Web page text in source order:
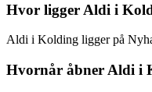
Hvor ligger Aldi i
Aldi i Kolding ligger på
Hvornår åbner Aldi i